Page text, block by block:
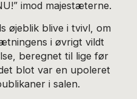
imod majestæterne.
øjeblik blive i tvivl, om
i øvrigt vildt
beregnet til lige før
blot var en upoleret
i salen.